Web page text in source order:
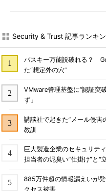
Security & Trust 記事ランキ
パスキー万能説破れる？
た“想定外の穴”
VMware管理基盤に“認証
ず」
講談社で起きた“メール侵
教訓
巨大製造企業のセキュリテ
担当者の泥臭い“仕掛け”と“
885万件超の情報漏えいが
クセス被害